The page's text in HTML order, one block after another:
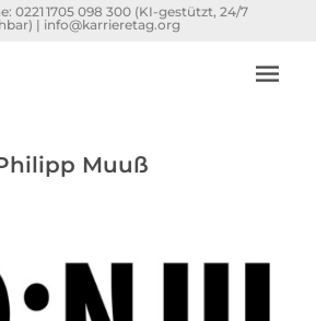
0221 1705 098 300 (KI-gestützt, 24/7
| info@karrieretag.org
Muuß